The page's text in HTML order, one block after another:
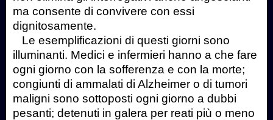
ma consente di convivere con essi
dignitosamente.
Le esemplificazioni di questi giorni sono
illuminanti. Medici e infermieri hanno a che fare
ogni giorno con la sofferenza e con la morte;
congiunti di ammalati di Alzheimer o di tumori
maligni sono sottoposti ogni giorno a dubbi
pesanti; detenuti in galera per reati più o meno